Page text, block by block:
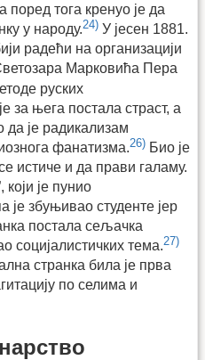
поред тога кренуо је да
у народу.24) У јесен 1881.
радећи на организацији
Марковића Пера
руских
за њега постала страст, а
да је радикализам
фанатизма.26) Био је
истиче и да прави галаму.
је пунио
је збуњивао студенте јер
постала сељачка
социјалистичких тема.27)
странка била је прва
по селима и